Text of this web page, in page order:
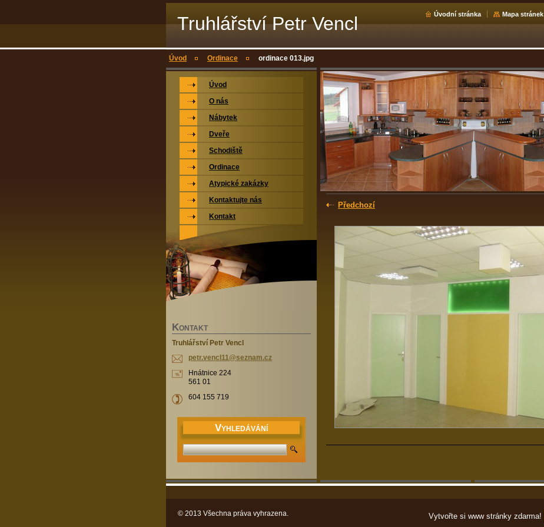
Truhlářství Petr Vencl Úvodní stránka Mapa stránek
Úvod Ordinace ordinace 013.jpg
Předchozí
Úvod
O nás
Nábytek
Dveře
Schodiště
Ordinace
Atypické zakázky
Kontaktujte nás
Kontakt
KONTAKT
Truhlářství Petr Vencl
petr.vencl11@seznam.cz
Hnátnice 224
561 01
604 155 719
VYHLEDÁVÁNÍ
© 2013 Všechna práva vyhrazena. Vytvořte si www stránky zdarma!